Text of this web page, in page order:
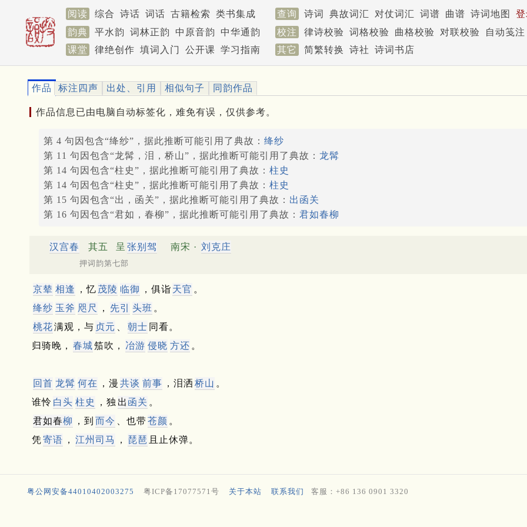
阅读 综合 诗话 词话 古籍检索 类书集成 查询 诗词 典故词汇 对仗词汇 词谱 曲谱 诗词地图
韵典
平水韵 词林正韵 中原音韵 中华通韵 校注 律诗校验 词格校验 曲格校验 对联校验
自动笺注
课堂
律绝创作 填词入门 公开课 学习指南 其它 简繁转换 诗社 诗词书店
作品 标注四声 出处、引用 相似句子 同韵作品
作品信息已由电脑自动标签化，难免有误，仅供参考。
第 4 句因包含“绛纱”，据此推断可能引用了典故： 绛纱
第 11 句因包含“龙髯，泪，桥山”，据此推断可能引用了典故： 龙髯
第 14 句因包含“柱史”，据此推断可能引用了典故： 柱史
第 14 句因包含“柱史”，据此推断可能引用了典故： 柱史
第 15 句因包含“出，函关”，据此推断可能引用了典故： 出函关
第 16 句因包含“君如，春柳”，据此推断可能引用了典故： 君如春柳
汉宫春 其五 呈 张别驾 南宋 · 刘克庄
押词韵第七部
京辇 相逢 ，忆 茂陵 临御 ，俱诣 天官 。
绛纱 玉斧 咫尺 ， 先引 头班 。
桃花满观，与 贞元 朝士 同看。
归骑晚， 春城笳吹， 冶游 侵晓 方还 。
回首 龙髯 何在 ，漫 共谈 前事 ，泪洒 桥山 。
谁怜 白头 柱史 ，独 出 函关 。
君如春柳 ，到 而今 、也带苍颜 。
凭寄语 ， 江州 司马 ， 琵琶 且止休弹。
粤公网安备44010402003275 粤ICP备17077571号 关于本站 联系我们 客服：+86 136 0901 3320